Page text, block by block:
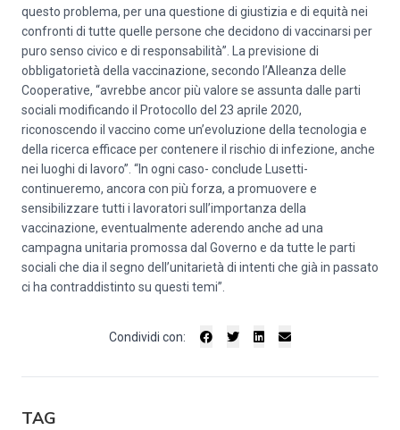
questo problema, per una questione di giustizia e di equità nei
confronti di tutte quelle persone che decidono di vaccinarsi per
puro senso civico e di responsabilità”. La previsione di
obbligatorietà della vaccinazione, secondo l’Alleanza delle
Cooperative, “avrebbe ancor più valore se assunta dalle parti
sociali modificando il Protocollo del 23 aprile 2020,
riconoscendo il vaccino come un’evoluzione della tecnologia e
della ricerca efficace per contenere il rischio di infezione, anche
nei luoghi di lavoro”. “In ogni caso- conclude Lusetti-
continueremo, ancora con più forza, a promuovere e
sensibilizzare tutti i lavoratori sull’importanza della
vaccinazione, eventualmente aderendo anche ad una
campagna unitaria promossa dal Governo e da tutte le parti
sociali che dia il segno dell’unitarietà di intenti che già in passato
ci ha contraddistinto su questi temi”.
Condividi con:
TAG